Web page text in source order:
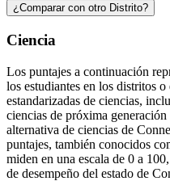
¿Comparar con otro Distrito?
Ciencia
Los puntajes a continuación
los estudiantes en los distritos o
estandarizadas de ciencias,
ciencias de próxima
alternativa de ciencias de
puntajes, también conocidos
miden en una escala de 0 a
de desempeño del estado de